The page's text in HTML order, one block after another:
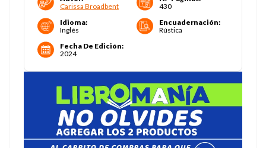
Carissa Broadbent
430
Idioma:
Inglés
Encuadernación:
Rústica
Fecha De Edición:
2024